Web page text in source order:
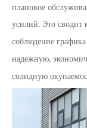
плановое
усилий. Это сводит
соблюдение
надежную,
солидную